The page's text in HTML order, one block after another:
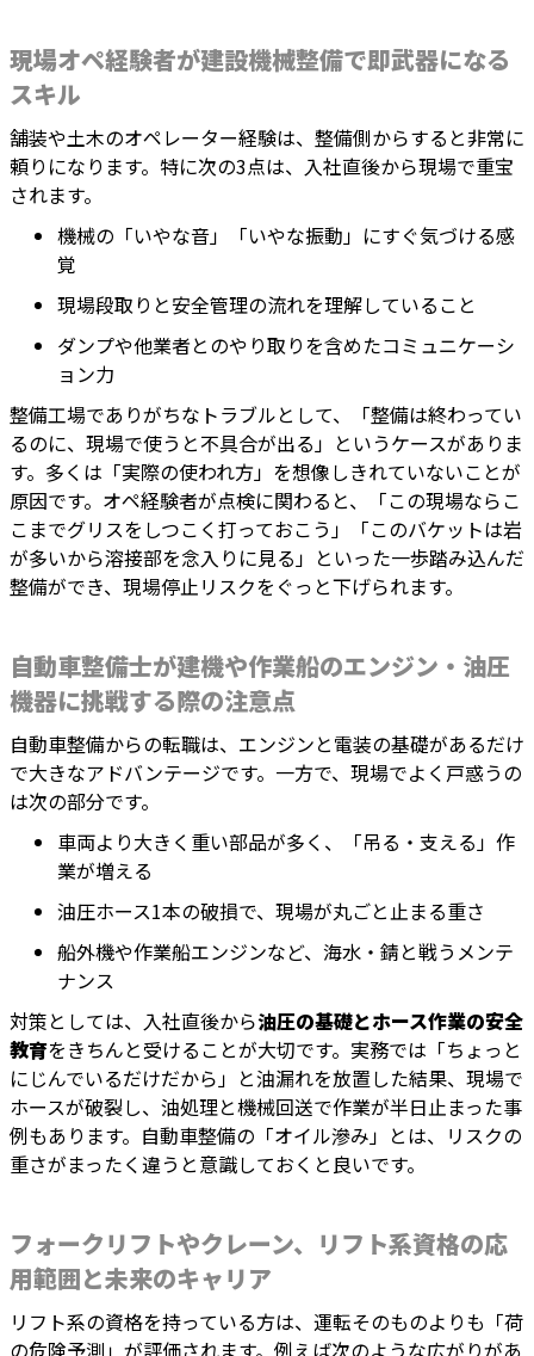
現場オペ経験者が建設機械整備で即武器になる
スキル
舗装や土木のオペレーター経験は、整備側からすると非常に
頼りになります。特に次の3点は、入社直後から現場で重宝
されます。
機械の「いやな音」「いやな振動」にすぐ気づける感
覚
現場段取りと安全管理の流れを理解していること
ダンプや他業者とのやり取りを含めたコミュニケーシ
ョン力
整備工場でありがちなトラブルとして、「整備は終わってい
るのに、現場で使うと不具合が出る」というケースがありま
す。多くは「実際の使われ方」を想像しきれていないことが
原因です。オペ経験者が点検に関わると、「この現場ならこ
こまでグリスをしつこく打っておこう」「このバケットは岩
が多いから溶接部を念入りに見る」といった一歩踏み込んだ
整備ができ、現場停止リスクをぐっと下げられます。
自動車整備士が建機や作業船のエンジン・油圧
機器に挑戦する際の注意点
自動車整備からの転職は、エンジンと電装の基礎があるだけ
で大きなアドバンテージです。一方で、現場でよく戸惑うの
は次の部分です。
車両より大きく重い部品が多く、「吊る・支える」作
業が増える
油圧ホース1本の破損で、現場が丸ごと止まる重さ
船外機や作業船エンジンなど、海水・錆と戦うメンテ
ナンス
対策としては、入社直後から油圧の基礎とホース作業の安全
教育をきちんと受けることが大切です。実務では「ちょっと
にじんでいるだけだから」と油漏れを放置した結果、現場で
ホースが破裂し、油処理と機械回送で作業が半日止まった事
例もあります。自動車整備の「オイル滲み」とは、リスクの
重さがまったく違うと意識しておくと良いです。
フォークリフトやクレーン、リフト系資格の応
用範囲と未来のキャリア
リフト系の資格を持っている方は、運転そのものよりも「荷